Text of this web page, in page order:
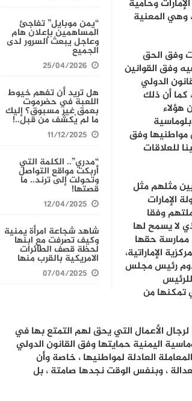
“يمن موبايل” تفاجئ
المساهمين بإعلان هام
وعاجل يبعث السرور لدى
الجميع
25/04/2026
هل تريد أن تفهم خيوط
اللعبة في حضرموت
بعمق غير مسبوق؟ إليك
ما لم يُكشف من قبل..!
11/12/2025
“مدري”.. الكلمة التي
أربكت مواقع التواصل
وتحولت إلى ترند.. ما
قصتها!
12/04/2025
شاهد شجاعة امرأة يمنية
وكيف تصرفت مع ابنها
لحظة قصف الطائرات
الامريكية بالقرب منها
07/04/2025
وحامية
وهي المعنية
وفق الحق
وفق القوانين
الدولي
كما أن ذلك
هؤلاء
مواطنيها وفق
للعلاقات
مثلهم مثل
الإمارات
وفقا
لا يسمح لها
ممارسة حقها
الإماراتية،
قدوم رئيس مجلس
تمكنها من
الأعمال التي يحق لهم التمتع بها في
اليمنية حمايتها وفق القانون الدولي
العادلة لمواطنيها ، خاصة وأن
، وبنفس الوقت نجدها صامتة ، بل